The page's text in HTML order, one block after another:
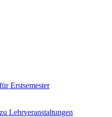
Erstsemester
Lehrveranstaltungen